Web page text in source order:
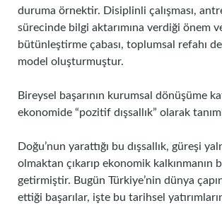
duruma örnektir. Disiplinli çalışması,
sürecinde bilgi aktarımına verdiği önem
bütünleştirme çabası, toplumsal refahı
model oluşturmuştur.
Bireysel başarının kurumsal dönüşüme
ekonomide “pozitif dışsallık” olarak
Doğu’nun yarattığı bu dışsallık, güreşi
olmaktan çıkarıp ekonomik kalkınmanın
getirmiştir. Bugün Türkiye’nin dünya
ettiği başarılar, işte bu tarihsel